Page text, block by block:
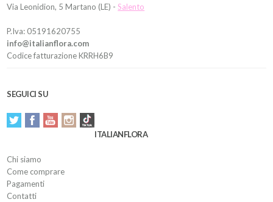
Via Leonidion, 5 Martano (LE) -Salento
P.Iva: 05191620755
info@italianflora.com
Codice fatturazione KRRH6B9
SEGUICI SU
ITALIANFLORA
Chi siamo
Come comprare
Pagamenti
Contatti